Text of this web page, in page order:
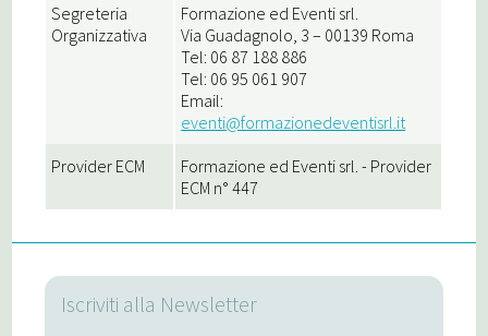
Segreteria
Organizzativa
Formazione ed Eventi srl.
Via Guadagnolo, 3 – 00139 Roma
Tel: 06 87 188 886
Tel: 06 95 061 907
Email:
eventi@formazionedeventisrl.it
Provider ECM
Formazione ed Eventi srl. - Provider
ECM n° 447
Iscriviti alla Newsletter